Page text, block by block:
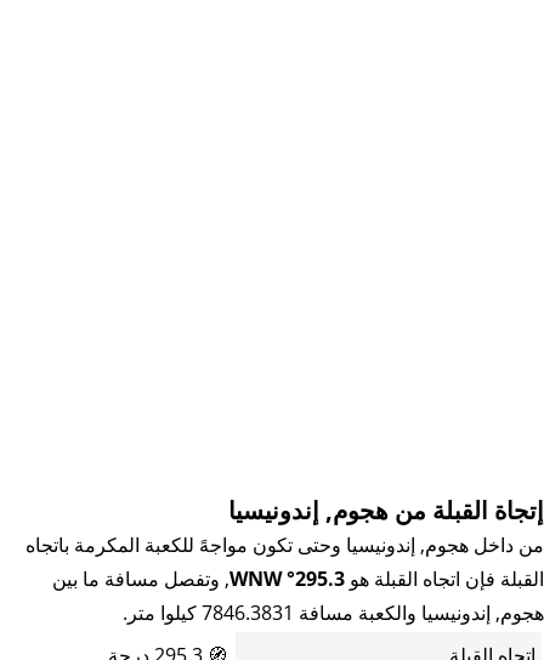
إتجاة القبلة من هجوم, إندونيسيا
من داخل هجوم, إندونيسيا وحتى تكون مواجهً للكعبة المكرمة باتجاه
القبلة فإن اتجاه القبلة هو 295.3° WNW
, وتفصل مسافة ما بين
هجوم, إندونيسيا والكعبة مسافة 7846.3831 كيلوا متر.